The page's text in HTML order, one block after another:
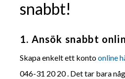
snabbt!
1. Ansök snabbt
Skapa enkelt ett kontoonline
046-31 20 20 . Det tar bara